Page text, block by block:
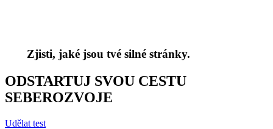
Zjisti, jaké jsou tvé silné stránky.
ODSTARTUJ SVOU CESTU
SEBEROZVOJE
Udělat test